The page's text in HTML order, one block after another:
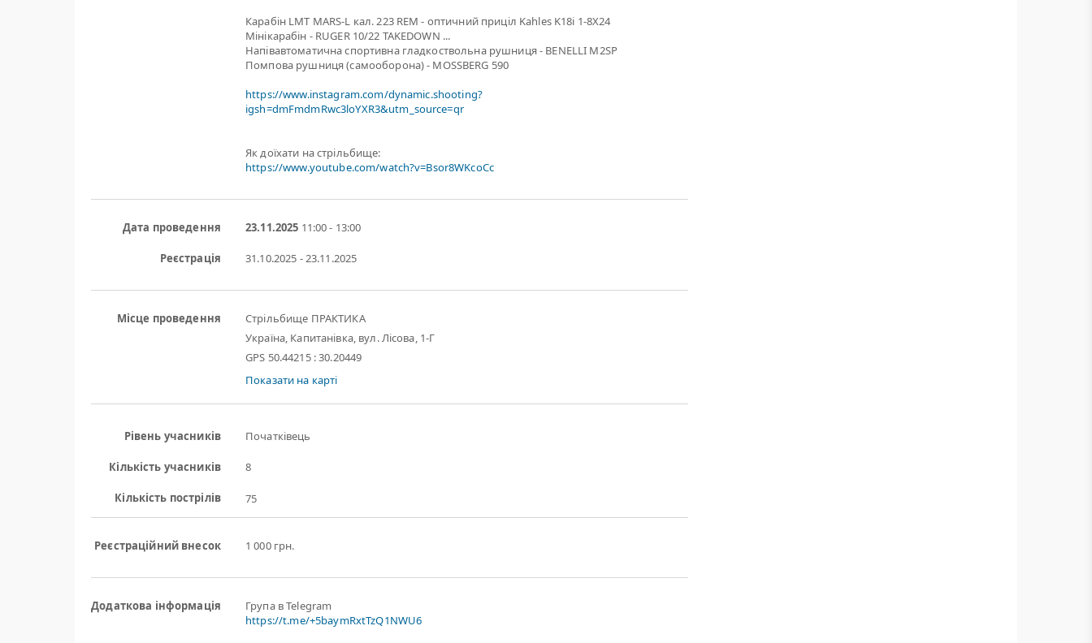
Карабін LMT MARS-L кал. 223 REM - оптичний приціл Kahles K18i 1-8X24
Мінікарабін - RUGER 10/22 TAKEDOWN ...
Напівавтоматична спортивна гладкоствольна рушниця - BENELLI M2SP
Помпова рушниця (самооборона) - MOSSBERG 590
https://www.instagram.com/dynamic.shooting?
igsh=dmFmdmRwc3loYXR3&utm_source=qr
Як доїхати на стрільбище:
https://www.youtube.com/watch?v=Bsor8WKcoCc
Дата проведення 23.11.2025 11:00 - 13:00
Реєстрація 31.10.2025 - 23.11.2025
Місце проведення
Стрільбище ПРАКТИКА
Україна, Капитанівка, вул. Лісова, 1-Г
GPS 50.44215 : 30.20449
Показати на карті
Рівень учасників Початківець
Кількість учасників 8
Кількість пострілів 75
Реєстраційний внесок 1 000 грн.
Додаткова інформація
Група в Telegram
https://t.me/+5baymRxtTzQ1NWU6